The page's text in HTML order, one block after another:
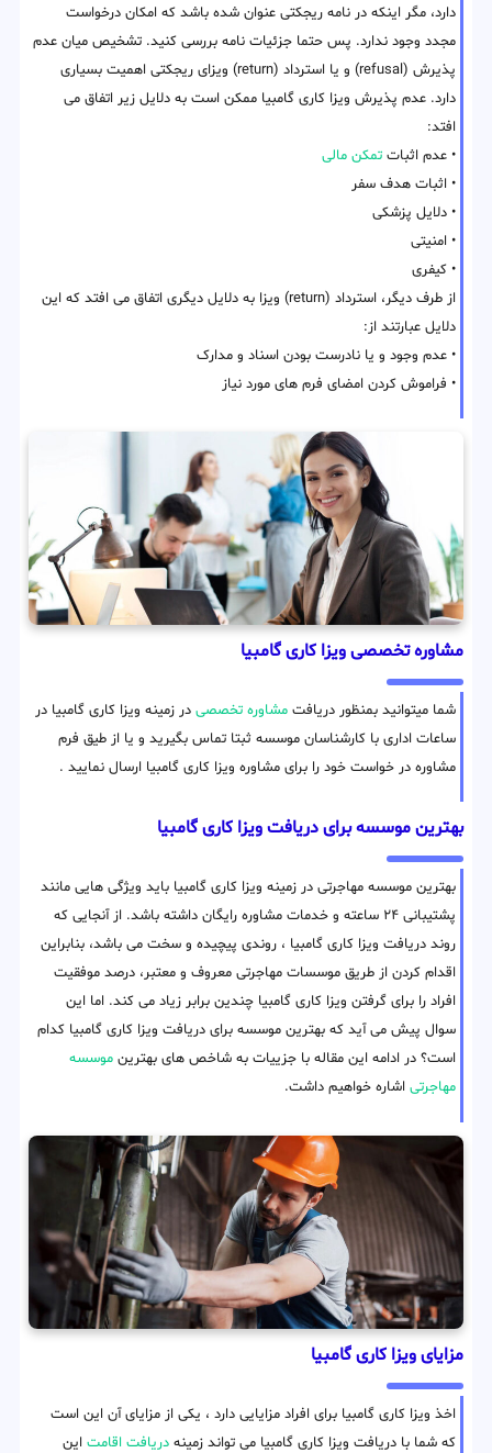
دارد، مگر اینکه در نامه ریجکتی عنوان شده باشد که امکان درخواست
مجدد وجود ندارد. پس حتما جزئیات نامه بررسی کنید. تشخیص میان عدم
پذیرش (refusal) و یا استرداد (return) ویزای ریجکتی اهمیت بسیاری
دارد. عدم پذیرش ویزا کاری گامبیا ممکن است به دلایل زیر اتفاق می
افتد:
• عدم اثبات تمکن مالی
• اثبات هدف سفر
• دلایل پزشکی
• امنیتی
• کیفری
از طرف دیگر، استرداد (return) ویزا به دلایل دیگری اتفاق می افتد که این
دلایل عبارتند از:
• عدم وجود و یا نادرست بودن اسناد و مدارک
• فراموش کردن امضای فرم های مورد نیاز
مشاوره تخصصی ویزا کاری گامبیا
شما میتوانید بمنظور دریافت مشاوره تخصصی در زمینه ویزا کاری گامبیا در
ساعات اداری با کارشناسان موسسه ثبتا تماس بگیرید و یا از طیق فرم
مشاوره در خواست خود را برای مشاوره ویزا کاری گامبیا ارسال نمایید .
بهترین موسسه برای دریافت ویزا کاری گامبیا
بهترین موسسه مهاجرتی در زمینه ویزا کاری گامبیا باید ویژگی هایی مانند
پشتیبانی ۲۴ ساعته و خدمات مشاوره رایگان داشته باشد. از آنجایی که
روند دریافت ویزا کاری گامبیا ، روندی پیچیده و سخت می باشد، بنابراین
اقدام کردن از طریق موسسات مهاجرتی معروف و معتبر، درصد موفقیت
افراد را برای گرفتن ویزا کاری گامبیا چندین برابر زیاد می کند. اما این
سوال پیش می آید که بهترین موسسه برای دریافت ویزا کاری گامبیا کدام
است؟ در ادامه این مقاله با جزییات به شاخص های بهترین موسسه
مهاجرتی اشاره خواهیم داشت.
مزایای ویزا کاری گامبیا
اخذ ویزا کاری گامبیا برای افراد مزایایی دارد ، یکی از مزایای آن این است
که شما با دریافت ویزا کاری گامبیا می تواند زمینه دریافت اقامت این